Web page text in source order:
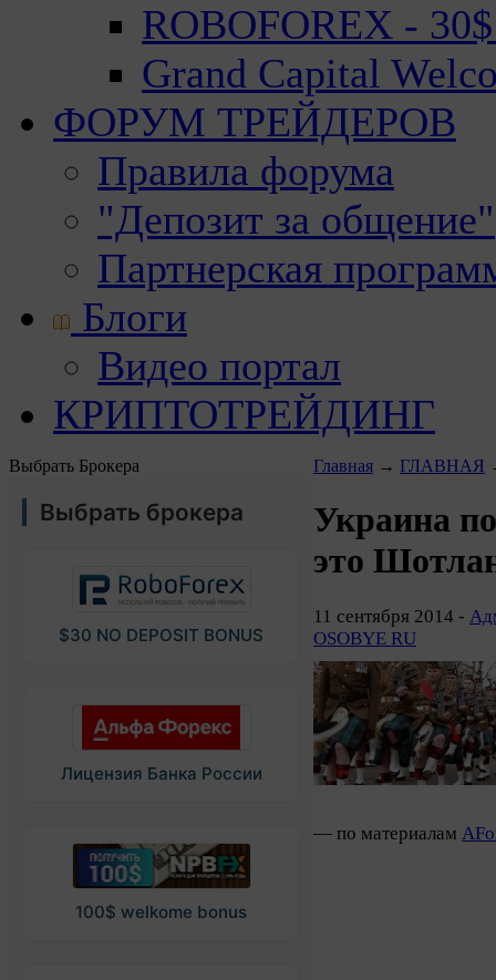
ROBOFOREX -
Grand Capital
ФОРУМ ТРЕЙДЕРОВ
Правила форума
"Депозит за общение"
Партнерская
Блоги
Видео портал
КРИПТОТРЕЙДИНГ
Выбрать Брокера
Выбрать брокера
$30 NO DEPOSIT BONUS
Лицензия Банка России
100$ welkome bonus
Главная → ГЛАВНАЯ
Украина
это
11 сентября 2014 -
OSOBYE RU
— по материалам